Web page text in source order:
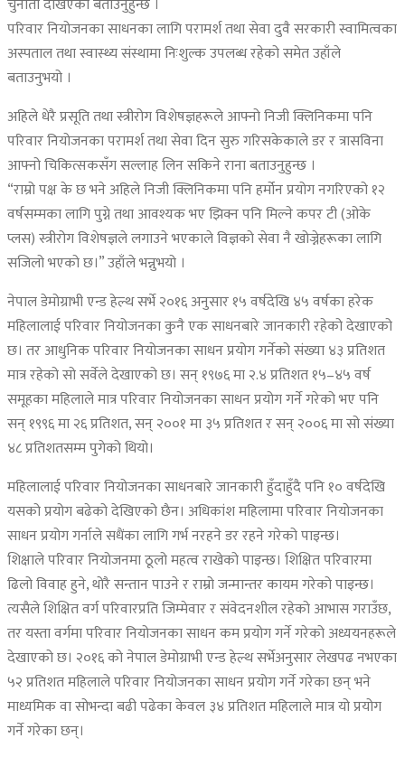
चुनौती देखिएको बताउनुहुन्छ ।
परिवार नियोजनका साधनका लागि परामर्श तथा सेवा दुवै सरकारी स्वामित्वका
अस्पताल तथा स्वास्थ्य संस्थामा निःशुल्क उपलब्ध रहेको समेत उहाँले
बताउनुभयो ।
अहिले धेरै प्रसूति तथा स्त्रीरोग विशेषज्ञहरूले आफ्नो निजी क्लिनिकमा पनि
परिवार नियोजनका परामर्श तथा सेवा दिन सुरु गरिसकेकाले डर र त्रासविना
आफ्नो चिकित्सकसँग सल्लाह लिन सकिने राना बताउनुहुन्छ ।
“राम्रो पक्ष के छ भने अहिले निजी क्लिनिकमा पनि हर्मोन प्रयोग नगरिएको १२
वर्षसम्मका लागि पुग्ने तथा आवश्यक भए झिक्न पनि मिल्ने कपर टी (ओके
प्लस) स्त्रीरोग विशेषज्ञले लगाउने भएकाले विज्ञको सेवा नै खोज्नेहरूका लागि
सजिलो भएको छ।” उहाँले भन्नुभयो ।
नेपाल डेमोग्राभी एन्ड हेल्थ सर्भे २०१६ अनुसार १५ वर्षदेखि ४५ वर्षका हरेक
महिलालाई परिवार नियोजनका कुनै एक साधनबारे जानकारी रहेको देखाएको
छ। तर आधुनिक परिवार नियोजनका साधन प्रयोग गर्नेको संख्या ४३ प्रतिशत
मात्र रहेको सो सर्वेले देखाएको छ। सन् १९७६ मा २.४ प्रतिशत १५–४५ वर्ष
समूहका महिलाले मात्र परिवार नियोजनका साधन प्रयोग गर्ने गरेको भए पनि
सन् १९९६ मा २६ प्रतिशत, सन् २००१ मा ३५ प्रतिशत र सन् २००६ मा सो संख्या
४८ प्रतिशतसम्म पुगेको थियो।
महिलालाई परिवार नियोजनका साधनबारे जानकारी हुँदाहुँदै पनि १० वर्षदेखि
यसको प्रयोग बढेको देखिएको छैन। अधिकांश महिलामा परिवार नियोजनका
साधन प्रयोग गर्नाले सधैंका लागि गर्भ नरहने डर रहने गरेको पाइन्छ।
शिक्षाले परिवार नियोजनमा ठूलो महत्व राखेको पाइन्छ। शिक्षित परिवारमा
ढिलो विवाह हुने, थोरै सन्तान पाउने र राम्रो जन्मान्तर कायम गरेको पाइन्छ।
त्यसैले शिक्षित वर्ग परिवारप्रति जिम्मेवार र संवेदनशील रहेको आभास गराउँछ,
तर यस्ता वर्गमा परिवार नियोजनका साधन कम प्रयोग गर्ने गरेको अध्ययनहरूले
देखाएको छ। २०१६ को नेपाल डेमोग्राभी एन्ड हेल्थ सर्भेअनुसार लेखपढ नभएका
५२ प्रतिशत महिलाले परिवार नियोजनका साधन प्रयोग गर्ने गरेका छन् भने
माध्यमिक वा सोभन्दा बढी पढेका केवल ३४ प्रतिशत महिलाले मात्र यो प्रयोग
गर्ने गरेका छन्।